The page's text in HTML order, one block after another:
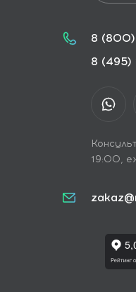
8 (800)
8 (495)
19:00,